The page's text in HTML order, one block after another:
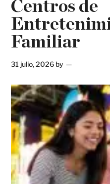
Centros de
Familiar
31 julio, 2026 by